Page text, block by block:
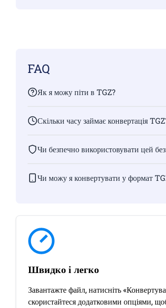
FAQ
Як я можу піти в TGZ?
Скільки часу займає конвертація
Чи безпечно використовувати цей
Чи можу я конвертувати у формат
Швидко і легко
Завантажте файл, натисніть
скористайтеся додатковими опціями,